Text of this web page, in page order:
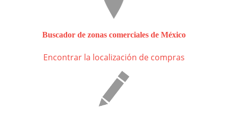
Buscador de zonas comerciales de México
Encontrar la localización de compras